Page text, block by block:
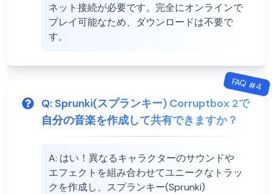
ネット接続が必要です。完全にオンラインで
プレイ可能なため、ダウンロードは不要で
す。
FAQ #4
Q: Sprunki(スプランキー) Corruptbox 2で
自分の音楽を作成して共有できますか？
A: はい！異なるキャラクターのサウンドや
エフェクトを組み合わせてユニークなトラッ
クを作成し、スプランキー(Sprunki)